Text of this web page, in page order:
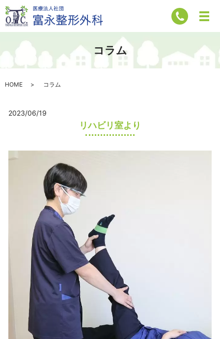
コラム
HOME コラム
2023/06/19
リハビリ室より